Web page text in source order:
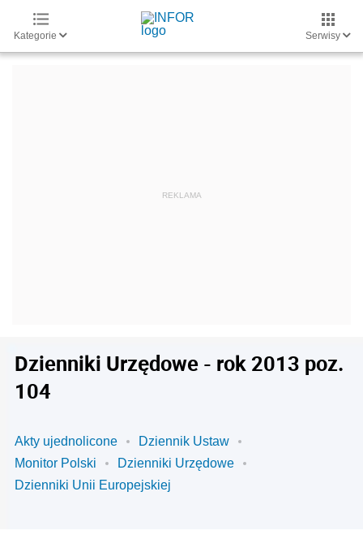
Kategorie Serwisy
Dzienniki Urzędowe - rok 2013 poz.
104
Akty ujednolicone
Dziennik Ustaw
Monitor Polski
Dzienniki Urzędowe
Dzienniki Unii Europejskiej